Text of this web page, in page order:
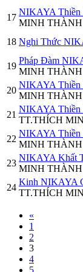
17
NIKAYA Thiền
MINH THÀNH
18 Nghi Thức
19
Pháp Đàm
MINH THÀNH
20
NIKAYA Thiền
MINH THÀNH
21
NIKAYA Thiền
TT.THÍCH
22
NIKAYA Thiền
MINH THÀNH
23
NIKAYA Khất
MINH THÀNH
24
Kinh NIKAYA
TT.THÍCH
«
1
2
3
4
5